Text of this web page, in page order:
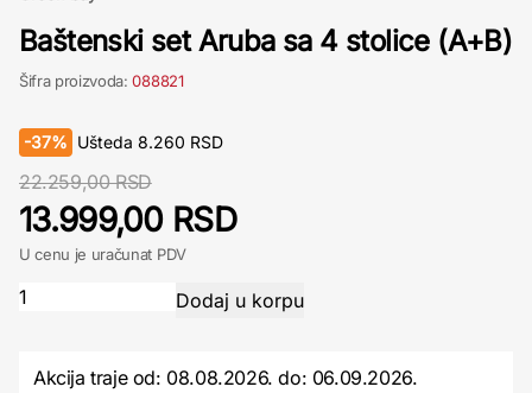
Baštenski set Aruba sa 4 stolice (A+B)
Šifra proizvoda:088821
-37% Ušteda 8.260 RSD
22.259,00 RSD
13.999,00 RSD
U cenu je uračunat PDV
Akcija traje od: 08.08.2026.do: 06.09.2026.